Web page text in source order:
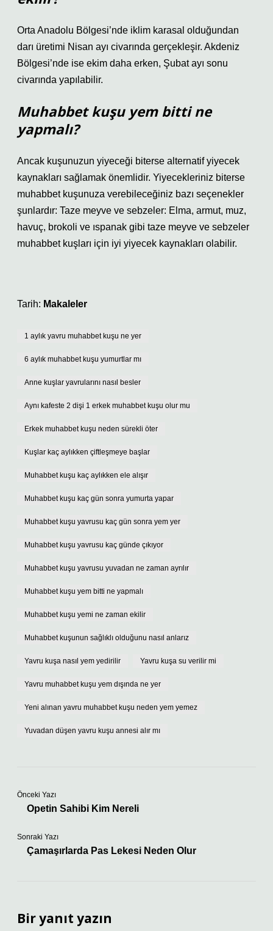
Orta Anadolu Bölgesi’nde iklim karasal olduğundan
darı üretimi Nisan ayı civarında gerçekleşir. Akdeniz
Bölgesi’nde ise ekim daha erken, Şubat ayı sonu
civarında yapılabilir.
Muhabbet kuşu yem bitti ne
yapmalı?
Ancak kuşunuzun yiyeceği biterse alternatif yiyecek
kaynakları sağlamak önemlidir. Yiyecekleriniz biterse
muhabbet kuşunuza verebileceğiniz bazı seçenekler
şunlardır: Taze meyve ve sebzeler: Elma, armut, muz,
havuç, brokoli ve ıspanak gibi taze meyve ve sebzeler
muhabbet kuşları için iyi yiyecek kaynakları olabilir.
Tarih: Makaleler
1 aylık yavru muhabbet kuşu ne yer
6 aylık muhabbet kuşu yumurtlar mı
Anne kuşlar yavrularını nasıl besler
Aynı kafeste 2 dişi 1 erkek muhabbet kuşu olur mu
Erkek muhabbet kuşu neden sürekli öter
Kuşlar kaç aylıkken çiftleşmeye başlar
Muhabbet kuşu kaç aylıkken ele alışır
Muhabbet kuşu kaç gün sonra yumurta yapar
Muhabbet kuşu yavrusu kaç gün sonra yem yer
Muhabbet kuşu yavrusu kaç günde çıkıyor
Muhabbet kuşu yavrusu yuvadan ne zaman ayrılır
Muhabbet kuşu yem bitti ne yapmalı
Muhabbet kuşu yemi ne zaman ekilir
Muhabbet kuşunun sağlıklı olduğunu nasıl anlarız
Yavru kuşa nasıl yem yedirilir Yavru kuşa su verilir mi
Yavru muhabbet kuşu yem dışında ne yer
Yeni alınan yavru muhabbet kuşu neden yem yemez
Yuvadan düşen yavru kuşu annesi alır mı
Önceki Yazı
Opetin Sahibi Kim Nereli
Sonraki Yazı
Çamaşırlarda Pas Lekesi Neden Olur
Bir yanıt yazın